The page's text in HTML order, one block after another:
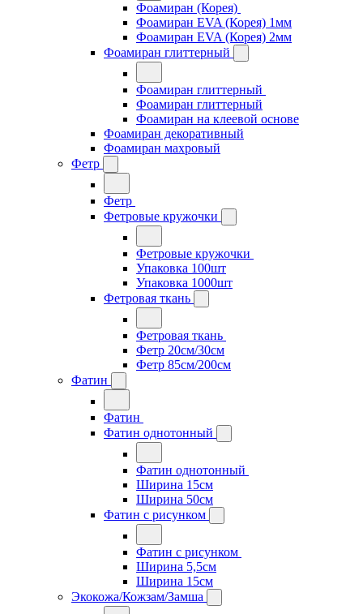
Фоамиран (Корея)
Фоамиран EVA (Корея) 1мм
Фоамиран EVA (Корея) 2мм
Фоамиран глиттерный
Фоамиран глиттерный
Фоамиран глиттерный
Фоамиран на клеевой основе
Фоамиран декоративный
Фоамиран махровый
Фетр
Фетр
Фетровые кружочки
Фетровые кружочки
Упаковка 100шт
Упаковка 1000шт
Фетровая ткань
Фетровая ткань
Фетр 20см/30см
Фетр 85см/200см
Фатин
Фатин
Фатин однотонный
Фатин однотонный
Ширина 15см
Ширина 50см
Фатин с рисунком
Фатин с рисунком
Ширина 5,5см
Ширина 15см
Экокожа/Кожзам/Замша